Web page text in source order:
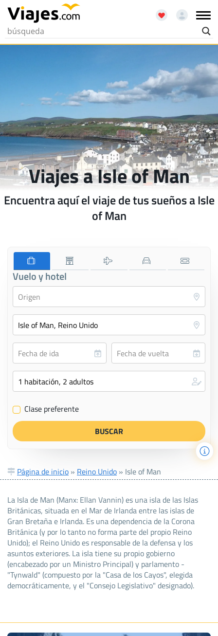
Viajes a Isle of Man
Encuentra aquí el viaje de tus sueños a Isle
of Man
Vuelo y hotel
✔ Clase preferente
Página de inicio » Reino Unido » Isle of Man
La Isla de Man (Manx: Ellan Vannin) es una isla de las Islas
Británicas, situada en el Mar de Irlanda entre las islas de
Gran Bretaña e Irlanda. Es una dependencia de la Corona
Británica (y por lo tanto no forma parte del propio Reino
Unido); el Reino Unido es responsable de la defensa y los
asuntos exteriores. La isla tiene su propio gobierno
(encabezado por un Ministro Principal) y parlamento -
"Tynwald" (compuesto por la "Casa de los Cayos", elegida
democráticamente, y el "Consejo Legislativo" designado).